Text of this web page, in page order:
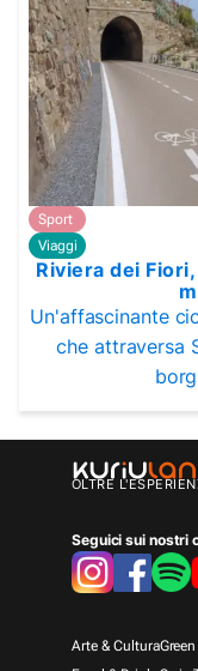
Sport
Viaggi
Riviera dei
Un'affascinante
che attraversa
OLTRE
Seguici sui nostri
Arte & CulturaGreen